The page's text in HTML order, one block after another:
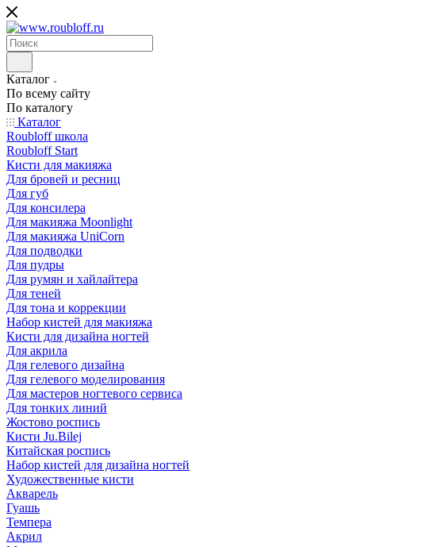
Каталог
По всему сайту
По каталогу
Каталог
Roubloff школа
Roubloff Start
Кисти для макияжа
Для бровей и ресниц
Для губ
Для консилера
Для макияжа Moonlight
Для макияжа UniCorn
Для подводки
Для пудры
Для румян и хайлайтера
Для теней
Для тона и коррекции
Набор кистей для макияжа
Кисти для дизайна ногтей
Для акрила
Для гелевого дизайна
Для гелевого моделирования
Для мастеров ногтевого сервиса
Для тонких линий
Жостово роспись
Кисти Ju.Bilej
Китайская роспись
Набор кистей для дизайна ногтей
Художественные кисти
Акварель
Гуашь
Темпера
Акрил